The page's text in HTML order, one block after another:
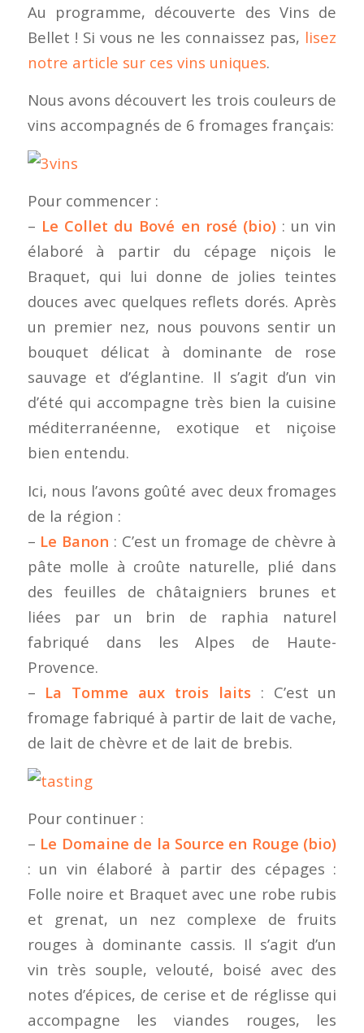
Au programme, découverte des Vins de
Bellet ! Si vous ne les connaissez pas, lisez
notre article sur ces vins uniques.
Nous avons découvert les trois couleurs de
vins accompagnés de 6 fromages français:
Pour commencer :
– Le Collet du Bové en rosé (bio): un vin
élaboré à partir du cépage niçois le
Braquet, qui lui donne de jolies teintes
douces avec quelques reflets dorés. Après
un premier nez, nous pouvons sentir un
bouquet délicat à dominante de rose
sauvage et d’églantine. Il s’agit d’un vin
d’été qui accompagne très bien la cuisine
méditerranéenne, exotique et niçoise
bien entendu.
Ici, nous l’avons goûté avec deux fromages
de la région :
– Le Banon : C’est un fromage de chèvre à
pâte molle à croûte naturelle, plié dans
des feuilles de châtaigniers brunes et
liées par un brin de raphia naturel
fabriqué dans les Alpes de Haute-
Provence.
– La Tomme aux trois laits: C’est un
fromage fabriqué à partir de lait de vache,
de lait de chèvre et de lait de brebis.
Pour continuer :
– Le Domaine de la Source en Rouge (bio)
: un vin élaboré à partir des cépages :
Folle noire et Braquet avec une robe rubis
et grenat, un nez complexe de fruits
rouges à dominante cassis. Il s’agit d’un
vin très souple, velouté, boisé avec des
notes d’épices, de cerise et de réglisse qui
accompagne les viandes rouges, les